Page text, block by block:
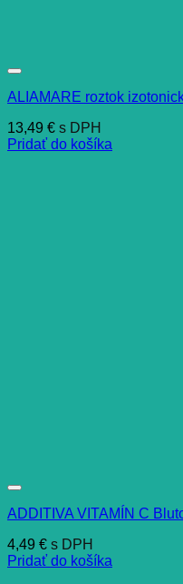
ALIAMARE roztok
13,49 € s DPH
Pridať do košíka
ADDITIVA VITAMÍN C
4,49 € s DPH
Pridať do košíka